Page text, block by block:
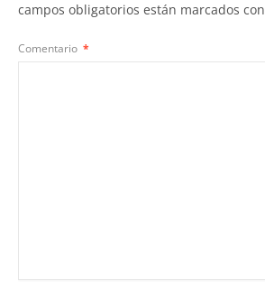
campos obligatorios están marcados con
Comentario *